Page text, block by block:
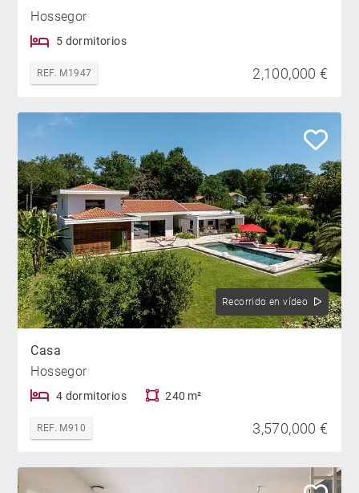
Hossegor
5 dormitorios
REF. M1947 2,100,000 €
Recorrido en vídeo
Casa
Hossegor
4 dormitorios 240 m²
REF. M910 3,570,000 €